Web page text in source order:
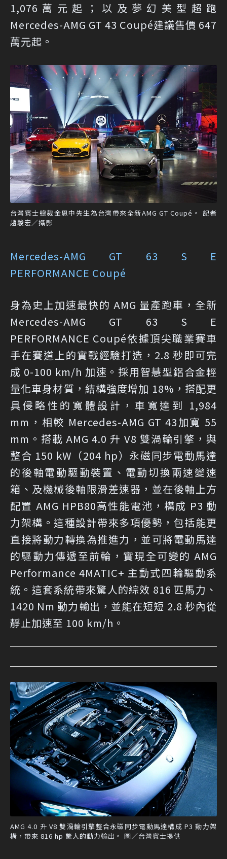
1,076萬元起；以及夢幻美型超跑
Mercedes-AMG GT 43 Coupé建議售價 647
萬元起。
台灣賓士總裁金恩中先生為台灣帶來全新AMG GT Coupé。 記者
趙駿宏／攝影
Mercedes-AMG GT 63 S E
PERFORMANCE Coupé
身為史上加速最快的 AMG 量產跑車，全新
Mercedes-AMG GT 63 S E
PERFORMANCE Coupé依據頂尖職業賽車
手在賽道上的實戰經驗打造，2.8 秒即可完
成 0-100 km/h 加速。採用智慧型鋁合金輕
量化車身材質，結構強度增加 18%，搭配更
具侵略性的寬體設計，車寬達到 1,984
mm，相較 Mercedes-AMG GT 43加寬 55
mm。搭載 AMG 4.0 升 V8 雙渦輪引擎，與
整合 150 kW（204 hp）永磁同步電動馬達
的後軸電動驅動裝置、電動切換兩速變速
箱、及機械後軸限滑差速器，並在後軸上方
配置 AMG HPB80高性能電池，構成 P3 動
力架構。這種設計帶來多項優勢，包括能更
直接將動力轉換為推進力，並可將電動馬達
的驅動力傳遞至前輪，實現全可變的 AMG
Performance 4MATIC+ 主動式四輪驅動系
統。這套系統帶來驚人的綜效 816 匹馬力、
1420 Nm 動力輸出，並能在短短 2.8 秒內從
靜止加速至 100 km/h。
AMG 4.0 升 V8 雙渦輪引擎整合永磁同步電動馬達構成 P3 動力架
構，帶來 816 hp 驚人的動力輸出。 圖／台灣賓士提供